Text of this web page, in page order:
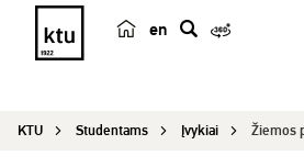
en
KTU Studentams Įvykiai Žiemos pietų žygis su